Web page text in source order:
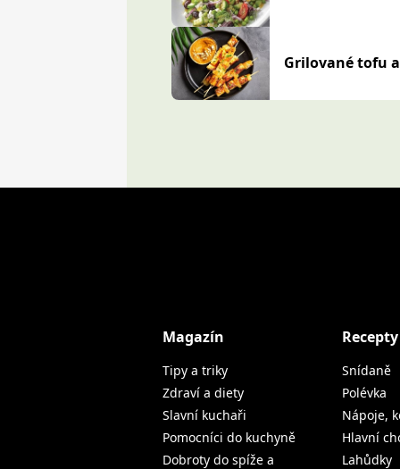
Grilované tofu
Magazín
Tipy a triky
Zdraví a diety
Slavní kuchaři
Pomocníci do kuchyně
Dobroty do spíže a
Recepty
Snídaně
Polévka
Nápoje,
Hlavní
Lahůdky